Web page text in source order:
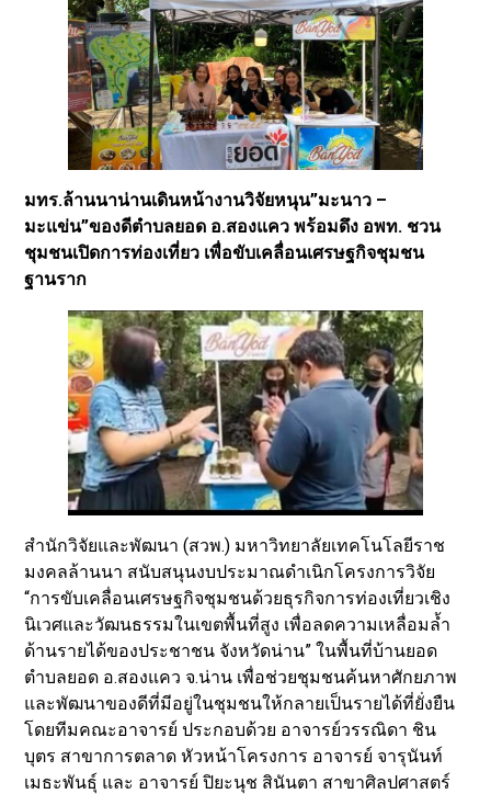
มทร.ล้านนาน่านเดินหน้างานวิจัยหนุน”มะนาว –
มะแข่น”ของดีตำบลยอด อ.สองแคว พร้อมดึง อพท. ชวน
ชุมชนเปิดการท่องเที่ยว เพื่อขับเคลื่อนเศรษฐกิจชุมชน
ฐานราก
สำนักวิจัยและพัฒนา (สวพ.) มหาวิทยาลัยเทคโนโลยีราช
มงคลล้านนา สนับสนุนงบประมาณดำเนิกโครงการวิจัย
“การขับเคลื่อนเศรษฐกิจชุมชนด้วยธุรกิจการท่องเที่ยวเชิง
นิเวศและวัฒนธรรมในเขตพื้นที่สูง เพื่อลดความเหลื่อมล้ำ
ด้านรายได้ของประชาชน จังหวัดน่าน” ในพื้นที่บ้านยอด
ตำบลยอด อ.สองแคว จ.น่าน เพื่อช่วยชุมชนค้นหาศักยภาพ
และพัฒนาของดีที่มีอยู่ในชุมชนให้กลายเป็นรายได้ที่ยั่งยืน
โดยทีมคณะอาจารย์ ประกอบด้วย อาจารย์วรรณิดา ชิน
บุตร สาขาการตลาด หัวหน้าโครงการ อาจารย์ จารุนันท์
เมธะพันธุ์ และ อาจารย์ ปิยะนุช สินันตา สาขาศิลปศาสตร์